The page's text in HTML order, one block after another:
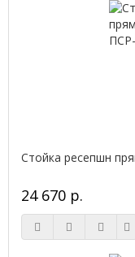
Стойка ресепшн
24 670 р.